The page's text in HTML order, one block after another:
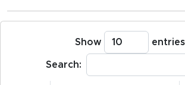
Show entries
Search: